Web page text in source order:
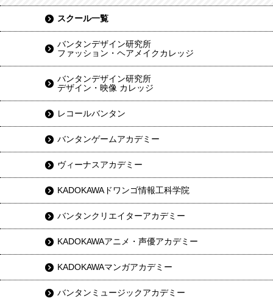
スクール一覧
バンタンデザイン研究所
ファッション・ヘアメイクカレッジ
バンタンデザイン研究所
デザイン・映像 カレッジ
レコールバンタン
バンタンゲームアカデミー
ヴィーナスアカデミー
KADOKAWAドワンゴ情報工科学院
バンタンクリエイターアカデミー
KADOKAWAアニメ・声優アカデミー
KADOKAWAマンガアカデミー
バンタンミュージックアカデミー